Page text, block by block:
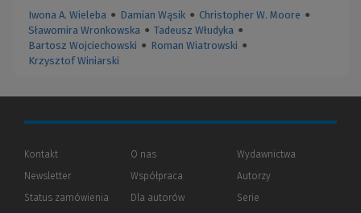
Iwona A. Wieleba ● Damian Wąsik ● Christopher W. Moore ●
Sławomira Wronkowska ● Tadeusz Włudyka ●
Bartosz Wojciechowski ● Roman Wiatrowski ●
Krzysztof Winiarski
Kontakt
Newsletter
Status zamówienia
O nas
Współpraca
Dla autorów(Nowe
(Link
Wydawnictwa
Autorzy
Serie